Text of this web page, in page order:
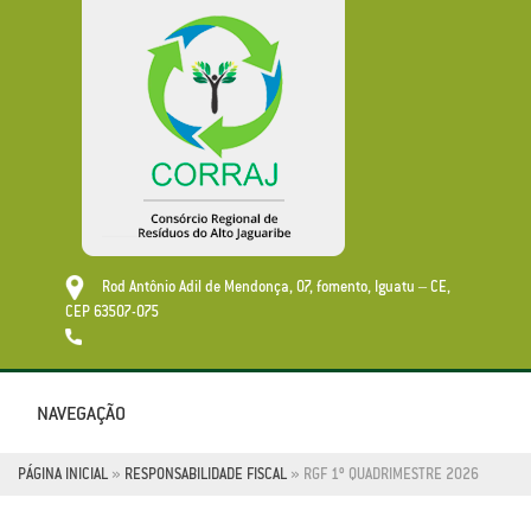
Rod Antônio Adil de Mendonça, 07, fomento, Iguatu – CE,
CEP 63507-075
NAVEGAÇÃO
PÁGINA INICIAL » RESPONSABILIDADE FISCAL » RGF 1º QUADRIMESTRE 2026